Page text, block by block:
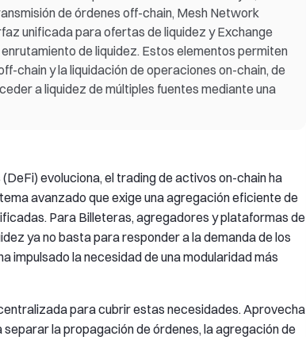
de órdenes off-chain, Mesh Network
unificada para ofertas de liquidez y Exchange
de liquidez. Estos elementos permiten
chain y la liquidación de operaciones on-chain, de
a liquidez de múltiples fuentes mediante una
evoluciona, el trading de activos on-chain ha
avanzado que exige una agregación eficiente de
Para Billeteras, agregadores y plataformas de
ya no basta para responder a la demanda de los
impulsado la necesidad de una modularidad más
para cubrir estas necesidades. Aprovecha
la propagación de órdenes, la agregación de